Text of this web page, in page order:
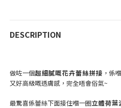
DESCRIPTION
做咗一個超細膩嘅花卉蕾絲拼接 ，係
又好高級嘅透膚感，完全唔會俗氣~
最驚喜係蕾絲下面接住嗰一圈立體荷葉